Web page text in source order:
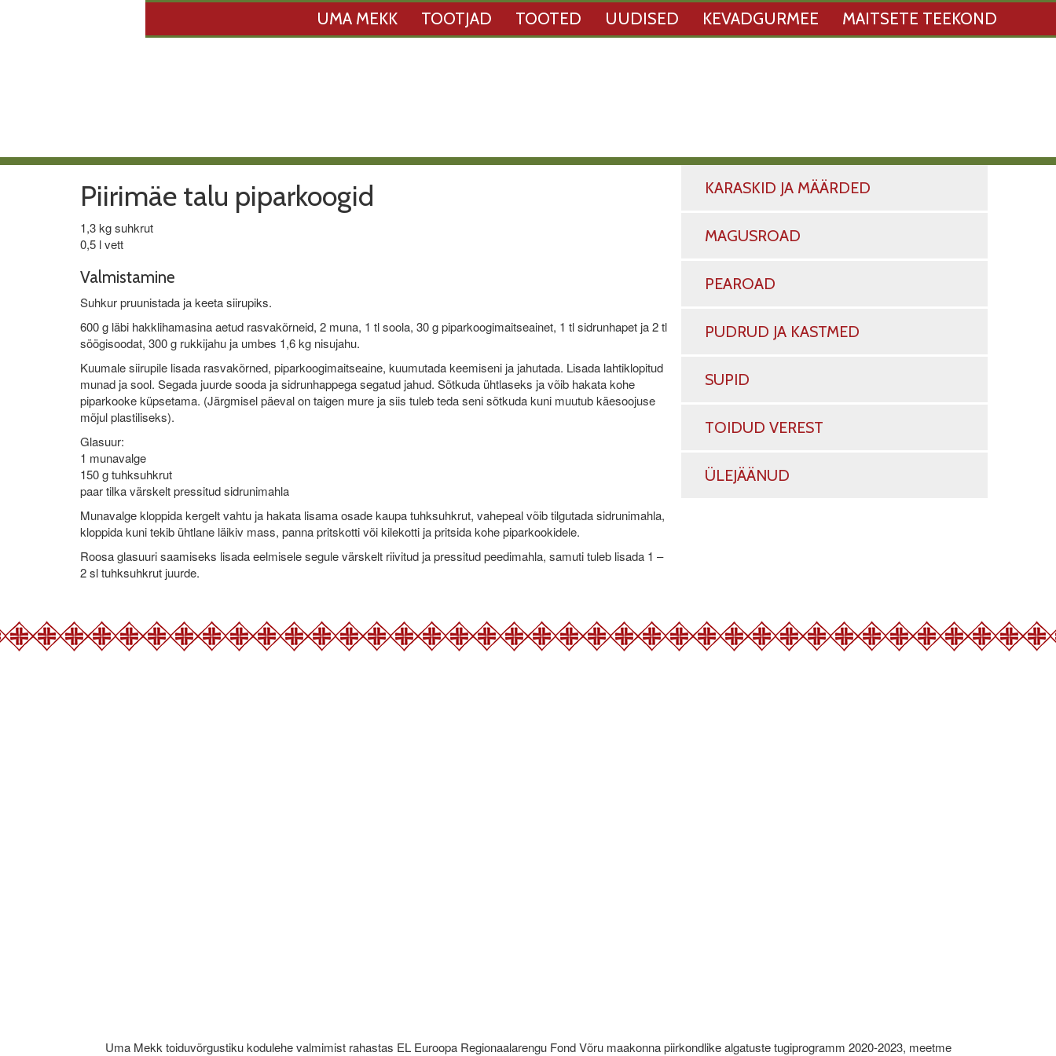
UMA MEKK TOOTJAD TOOTED UUDISED KEVADGURMEE MAITSETE TEEKOND
Piirimäe talu piparkoogid
1,3 kg suhkrut
0,5 l vett
Valmistamine
Suhkur pruunistada ja keeta siirupiks.
600 g läbi hakklihamasina aetud rasvakõrneid, 2 muna, 1 tl soola, 30 g piparkoogimaitseainet, 1 tl sidrunhapet ja 2 tl
söögisoodat, 300 g rukkijahu ja umbes 1,6 kg nisujahu.
Kuumale siirupile lisada rasvakõrned, piparkoogimaitseaine, kuumutada keemiseni ja jahutada. Lisada lahtiklopitud
munad ja sool. Segada juurde sooda ja sidrunhappega segatud jahud. Sõtkuda ühtlaseks ja võib hakata kohe
piparkooke küpsetama. (Järgmisel päeval on taigen mure ja siis tuleb teda seni sõtkuda kuni muutub käesoojuse
mõjul plastiliseks).
Glasuur:
1 munavalge
150 g tuhksuhkrut
paar tilka värskelt pressitud sidrunimahla
Munavalge kloppida kergelt vahtu ja hakata lisama osade kaupa tuhksuhkrut, vahepeal võib tilgutada sidrunimahla,
kloppida kuni tekib ühtlane läikiv mass, panna pritskotti või kilekotti ja pritsida kohe piparkookidele.
Roosa glasuuri saamiseks lisada eelmisele segule värskelt riivitud ja pressitud peedimahla, samuti tuleb lisada 1 –
2 sl tuhksuhkrut juurde.
KARASKID JA MÄÄRDED
MAGUSROAD
PEAROAD
PUDRUD JA KASTMED
SUPID
TOIDUD VEREST
ÜLEJÄÄNUD
Uma Mekk toiduvõrgustiku kodulehe valmimist rahastas EL Euroopa Regionaalarengu Fond Võru maakonna piirkondlike algatuste tugiprogramm 2020-2023, meetme